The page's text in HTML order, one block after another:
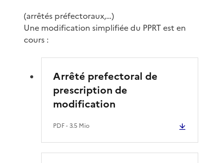
(arrêtés préfectoraux,…)
Une modification simplifiée du PPRT est en
cours :
Arrêté prefectoral de
prescription de
modification
PDF- 3.5 Mio